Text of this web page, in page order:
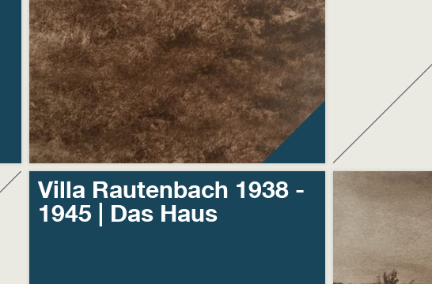
Villa Rautenbach 1938 -
1945 | Das Haus